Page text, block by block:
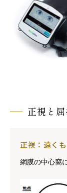
正視と
正視：遠く
網膜の中心窩